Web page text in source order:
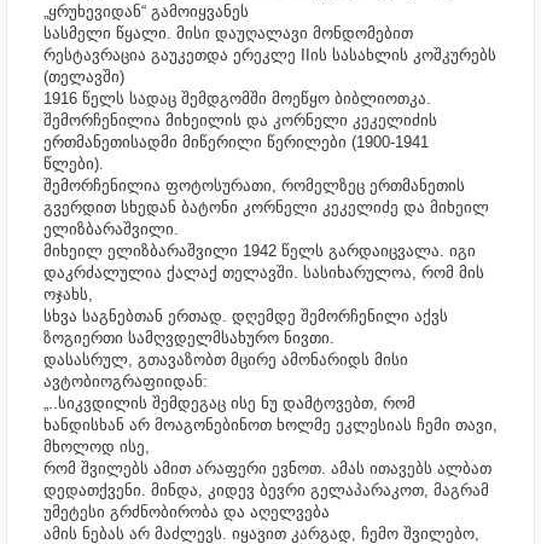
„ყრუხევიდან“ გამოიყვანეს
სასმელი წყალი. მისი დაუღალავი მონდომებით
რესტავრაცია გაუკეთდა ერეკლე IIის სასახლის კოშკურებს
(თელავში)
1916 წელს სადაც შემდგომში მოეწყო ბიბლიოთკა.
შემორჩენილია მიხეილის და კორნელი კეკელიძის
ერთმანეთისადმი მიწერილი წერილები (1900-1941
წლები).
შემორჩენილია ფოტოსურათი, რომელზეც ერთმანეთის
გვერდით სხედან ბატონი კორნელი კეკელიძე და მიხეილ
ელიზბარაშვილი.
მიხეილ ელიზბარაშვილი 1942 წელს გარდაიცვალა. იგი
დაკრძალულია ქალაქ თელავში. სასიხარულოა, რომ მის
ოჯახს,
სხვა საგნებთან ერთად. დღემდე შემორჩენილი აქვს
ზოგიერთი სამღვდელმსახურო ნივთი.
დასასრულ, გთავაზობთ მცირე ამონარიდს მისი
ავტობიოგრაფიიდან:
„..სიკვდილის შემდეგაც ისე ნუ დამტოვებთ, რომ
ხანდისხან არ მოაგონებინოთ ხოლმე ეკლესიას ჩემი თავი,
მხოლოდ ისე,
რომ შვილებს ამით არაფერი ევნოთ. ამას ითავებს ალბათ
დედათქვენი. მინდა, კიდევ ბევრი გელაპარაკოთ, მაგრამ
უმეტესი გრძნობირობა და აღელვება
ამის ნებას არ მაძლევს. იყავით კარგად, ჩემო შვილებო,